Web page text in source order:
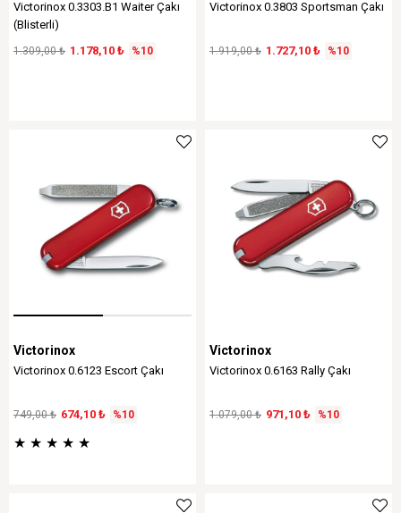
Victorinox 0.3303.B1 Waiter Çakı
(Blisterli)
1.178,10 ₺
1.309,00 ₺ %10
Victorinox 0.3803 Sportsman Çakı
1.727,10 ₺
1.919,00 ₺ %10
Victorinox
Victorinox 0.6123 Escort Çakı
674,10 ₺
749,00 ₺ %10
★ ★ ★ ★ ★
Victorinox
Victorinox 0.6163 Rally Çakı
971,10 ₺
1.079,00 ₺ %10